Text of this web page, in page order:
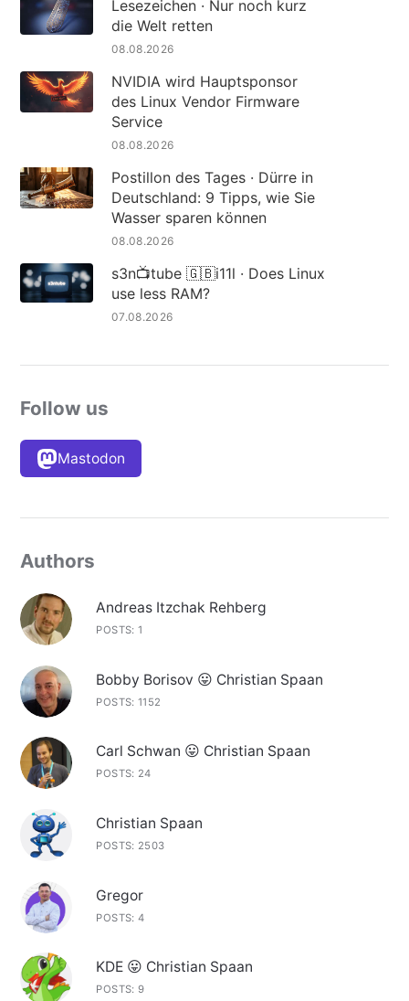
Lesezeichen · Nur noch kurz
die Welt retten
08.08.2026
NVIDIA wird Hauptsponsor
des Linux Vendor Firmware
Service
08.08.2026
Postillon des Tages · Dürre in
Deutschland: 9 Tipps, wie Sie
Wasser sparen können
08.08.2026
s3n📺tube 🇬🇧i11l · Does Linux
use less RAM?
07.08.2026
Follow us
Mastodon
Authors
Andreas Itzchak Rehberg
POSTS: 1
Bobby Borisov 😛 Christian Spaan
POSTS: 1152
Carl Schwan 😛 Christian Spaan
POSTS: 24
Christian Spaan
POSTS: 2503
Gregor
POSTS: 4
KDE 😛 Christian Spaan
POSTS: 9